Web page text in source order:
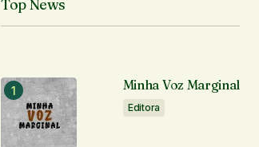
Top News
Minha Voz Marginal
Editora